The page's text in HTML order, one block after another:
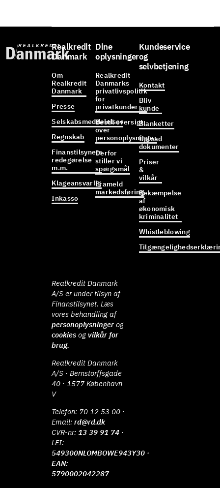
Realkredit
Danmark
Om
Realkredit
Danmark
Presse
Selskabsmeddelelser
Regnskab
Finanstilsynets
redegørelse
m.m.
Klageansvarlig
Inkasso
Dine
oplysninger
Realkredit
Danmarks
privatlivspolitik
for
privatkunder
Bestil oversigt
over
personoplysninger
Derfor
stiller vi
spørgsmål
Frameld
markedsføring
Kundeservice
og
selvbetjening
Kontakt
Bliv
kunde
Blanketter
Upload
dokumenter
Priser
&
vilkår
Bekæmpelse
af
økonomisk
kriminalitet
Whistleblowing
Realkredit Danmark
A/S er under tilsyn af
Finanstilsynet. Læs
vores behandling af
personoplysninger og
cookies ogvilkår for
brug.
Realkredit Danmark
A/S · Bernstorffsgade
40 · 1577 København
V
Telefon: 70 12 53 00 ·
Email:rd@rd.dk
CVR-nr: 13 39 91 74 ·
LEI:
549300NLOMBOWE943Y30 ·
EAN:
5790002042287